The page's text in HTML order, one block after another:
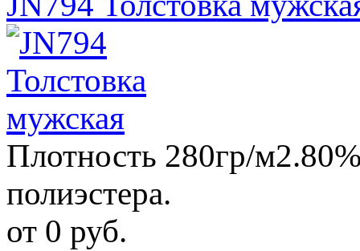
Плотность 280гр/
полиэстера.
от 0 руб.